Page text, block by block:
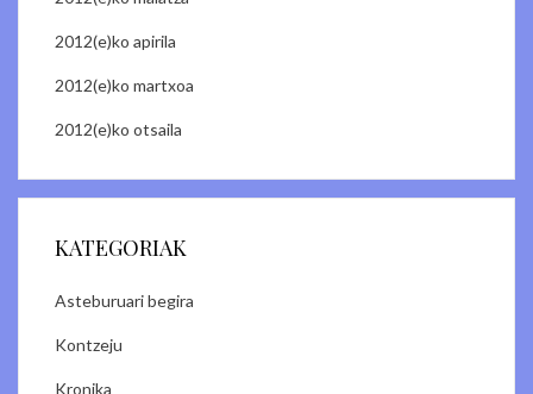
2012(e)ko apirila
2012(e)ko martxoa
2012(e)ko otsaila
KATEGORIAK
Asteburuari begira
Kontzeju
Kronika